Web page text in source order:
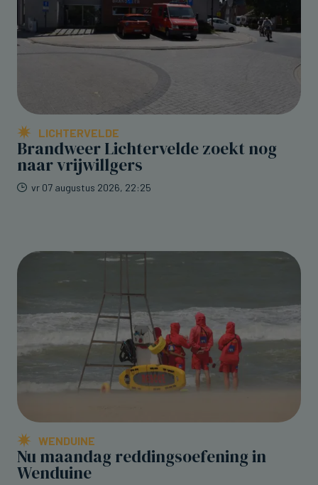
LICHTERVELDE
Brandweer Lichtervelde zoekt nog
naar vrijwillgers
vr 07 augustus 2026, 22:25
WENDUINE
Nu maandag reddingsoefening in
Wenduine